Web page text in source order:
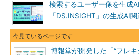
検索するユーザー像を生成
「DS.INSIGHT」の生成AI
博報堂が開発した「“フレ